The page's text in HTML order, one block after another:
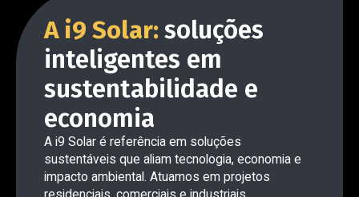
A i9 Solar:soluções
inteligentes em
sustentabilidade e
economia
A i9 Solar é referência em soluções
sustentáveis que aliam tecnologia, economia e
impacto ambiental. Atuamos em projetos